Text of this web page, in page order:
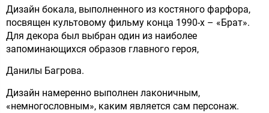
Дизайн бокала, выполненного из костяного фарфора,
посвящен культовому фильму конца 1990-х – «Брат».
Для декора был выбран один из наиболее
запоминающихся образов главного героя,
Данилы Багрова.
Дизайн намеренно выполнен лаконичным,
«немногословным», каким является сам персонаж.